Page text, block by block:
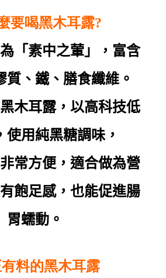
要喝黑木耳露?
「素中之葷」，富含
質、鐵、膳食纖維。
木耳露， 以高科技低
使用純黑糖調味，
非常方便，適合做為營
飽足感，也能促進腸
胃蠕動。
料的黑木耳露